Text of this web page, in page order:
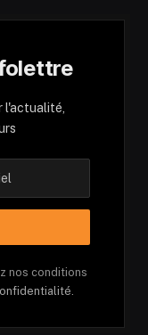
l'actualité,
nos conditions